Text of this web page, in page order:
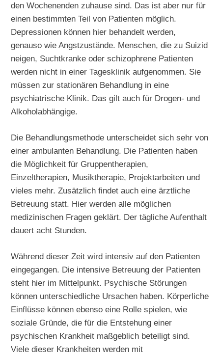
den Wochenenden zuhause sind. Das ist aber nur für
einen bestimmten Teil von Patienten möglich.
Depressionen können hier behandelt werden,
genauso wie Angstzustände. Menschen, die zu Suizid
neigen, Suchtkranke oder schizophrene Patienten
werden nicht in einer Tagesklinik aufgenommen. Sie
müssen zur stationären Behandlung in eine
psychiatrische Klinik. Das gilt auch für Drogen- und
Alkoholabhängige.
Die Behandlungsmethode unterscheidet sich sehr von
einer ambulanten Behandlung. Die Patienten haben
die Möglichkeit für Gruppentherapien,
Einzeltherapien, Musiktherapie, Projektarbeiten und
vieles mehr. Zusätzlich findet auch eine ärztliche
Betreuung statt. Hier werden alle möglichen
medizinischen Fragen geklärt. Der tägliche Aufenthalt
dauert acht Stunden.
Während dieser Zeit wird intensiv auf den Patienten
eingegangen. Die intensive Betreuung der Patienten
steht hier im Mittelpunkt. Psychische Störungen
können unterschiedliche Ursachen haben. Körperliche
Einflüsse können ebenso eine Rolle spielen, wie
soziale Gründe, die für die Entstehung einer
psychischen Krankheit maßgeblich beteiligt sind.
Viele dieser Krankheiten werden mit